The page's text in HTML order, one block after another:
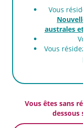
Vous
australes
Vous
Vous êtes sans
dessous